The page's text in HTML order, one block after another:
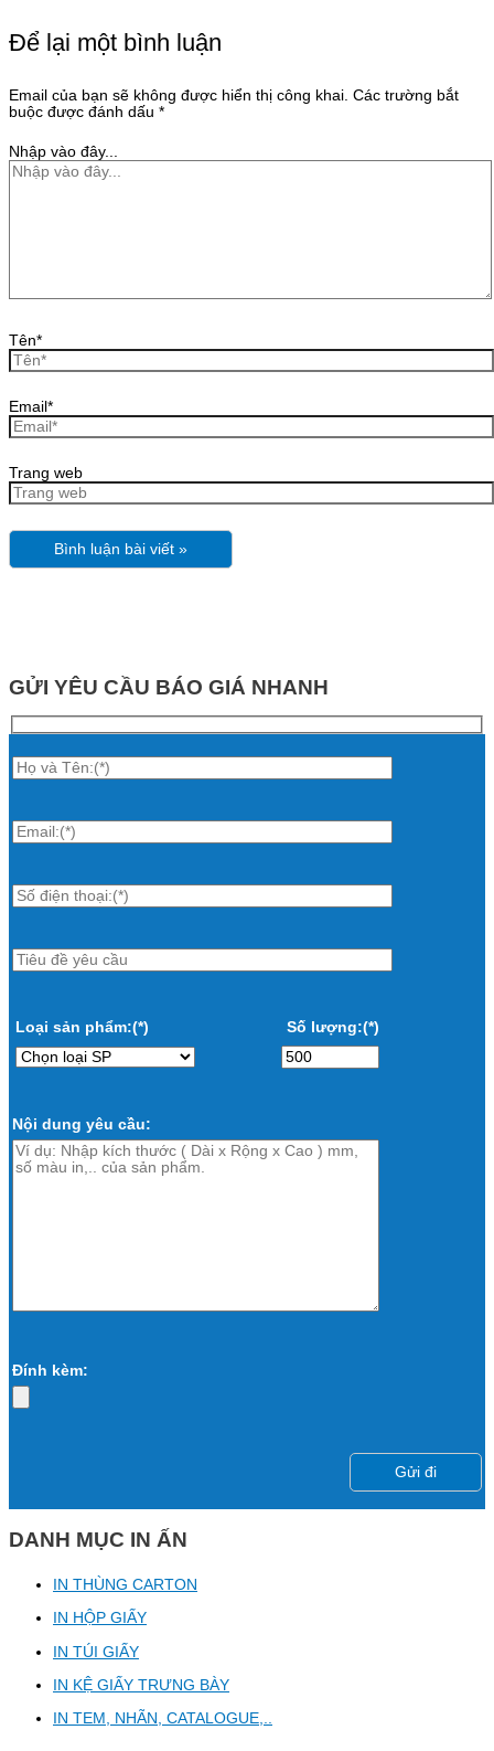
Để lại một bình luận
Email của bạn sẽ không được hiển thị công khai. Các trường bắt
buộc được đánh dấu *
Nhập vào đây...
Tên*
Email*
Trang web
GỬI YÊU CẦU BÁO GIÁ NHANH
Loại sản phẩm:(*) Số lượng:(*)
Nội dung yêu cầu:
Đính kèm:
DANH MỤC IN ẤN
IN THÙNG CARTON
IN HỘP GIẤY
IN TÚI GIẤY
IN KỆ GIẤY TRƯNG BÀY
IN TEM, NHÃN, CATALOGUE,..